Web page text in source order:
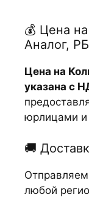
💰 Цена
Аналог,
Цена на
указана с
юрлицами
🚚
любой